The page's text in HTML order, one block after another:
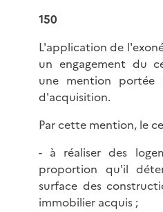
150
L'application de
un engagement du
une mention portée
d'acquisition.
Par cette mention, le
- à réaliser des
proportion qu'il
surface des
immobilier acquis ;